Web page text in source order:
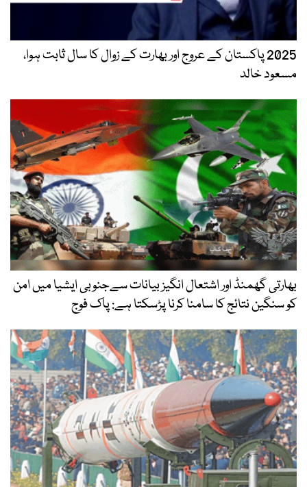
2025 پاکستان کے عروج اور بھارت کے زوال کا سال ثابت ہوا،
مسعود خالد
بھارتی گھمنڈ اور اشتعال انگیز بیانات سےجنوبی ایشیا میں امن
کو سنگین نتائج کا سامنا کرنا پڑسکتا ہے: پاک فوج